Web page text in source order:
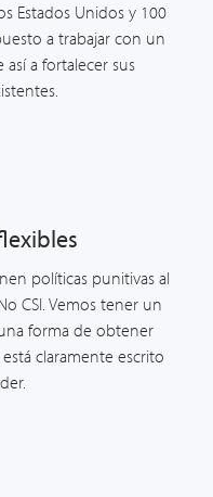
Estados Unidos y 100
a trabajar con un
a fortalecer sus
políticas punitivas al
CSI. Vemos tener un
forma de obtener
claramente escrito